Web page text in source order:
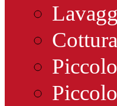
Cottura